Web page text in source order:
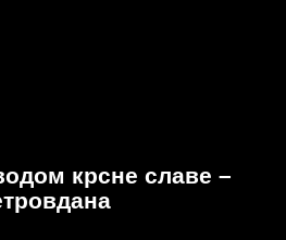
крсне славе –